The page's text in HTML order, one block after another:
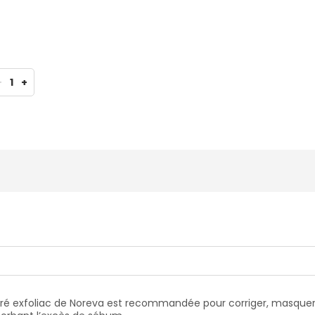
1 +
exfoliac de Noreva est recommandée pour corriger,